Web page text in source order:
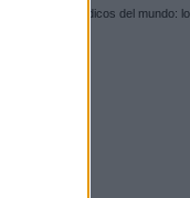
de los periódicos del mundo: